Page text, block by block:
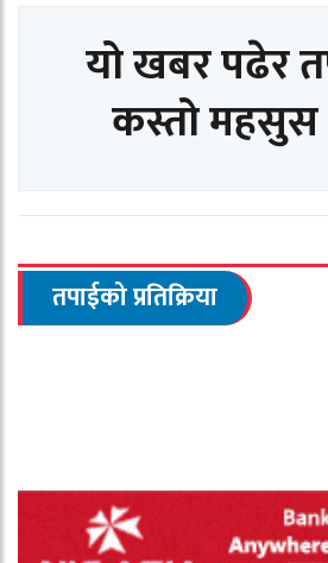
यो खबर पढेर
कस्तो महसुस
तपाईको प्रतिक्रिया